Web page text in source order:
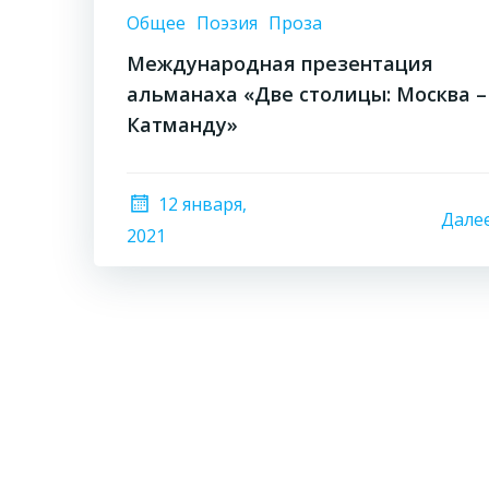
Общее Поэзия Проза
Международная презентация
альманаха «Две столицы: Москва –
Катманду»
12 января,
2021